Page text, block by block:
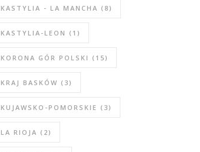
KASTYLIA - LA MANCHA (8)
KASTYLIA-LEON (1)
KORONA GÓR POLSKI (15)
KRAJ BASKÓW (3)
KUJAWSKO-POMORSKIE (3)
LA RIOJA (2)